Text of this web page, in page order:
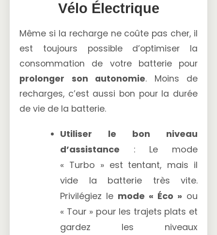
Vélo Électrique
Même si la recharge ne coûte pas cher, il
est toujours possible d’optimiser la
consommation de votre batterie pour
prolonger son autonomie. Moins de
recharges, c’est aussi bon pour la durée
de vie de la batterie.
Utiliser le bon niveau
d’assistance : Le mode
« Turbo » est tentant, mais il
vide la batterie très vite.
Privilégiez le mode « Éco » ou
« Tour » pour les trajets plats et
gardez les niveaux